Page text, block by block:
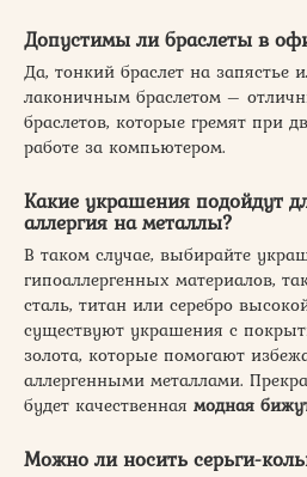
Допустимы ли браслеты в
Да, тонкий браслет на запястье
лаконичным браслетом –
браслетов, которые гремят при
работе за компьютером.
Какие украшения подойдут
аллергия на металлы?
В таком случае, выбирайте
гипоаллергенных материалов,
сталь, титан или серебро
существуют украшения с
золота, которые помогают
аллергенными металлами.
будет качественная модная
Можно ли носить серьги-